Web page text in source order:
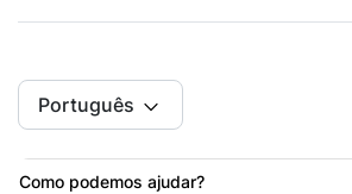
Português
Como podemos ajudar?